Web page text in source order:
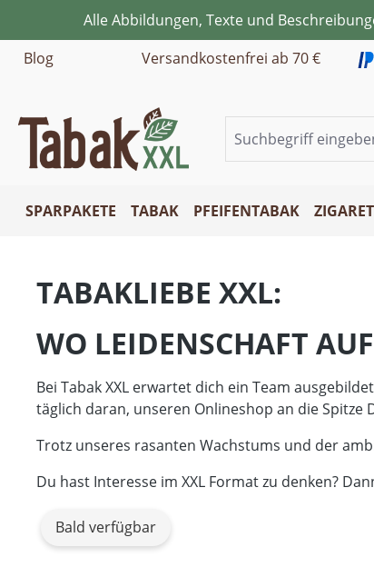
Hauptinhalt springen
Zur Suche springen
Zur Hauptnavigation springen
Alle Abbildungen, Texte und
Blog
Versandkostenfrei ab 70 €
SPARPAKETE TABAK PFEIFENTABAK
TABAKLIEBE XXL:
WO LEIDENSCHAFT
Bei Tabak XXL erwartet dich ein Team
täglich daran, unseren Onlineshop an die Spitze
Trotz unseres rasanten Wachstums und der
Du hast Interesse im XXL Format zu denken?
Bald verfügbar